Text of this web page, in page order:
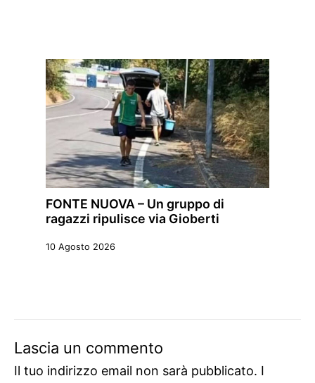
FONTE NUOVA – Un gruppo di
ragazzi ripulisce via Gioberti
10 Agosto 2026
Lascia un commento
Il tuo indirizzo email non sarà pubblicato. I